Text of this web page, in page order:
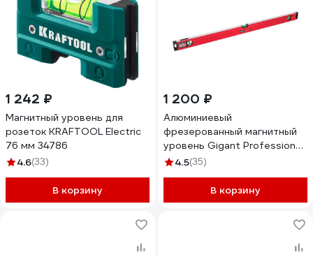
1 242 ₽
Магнитный уровень для
розеток KRAFTOOL Electric
76 мм 34786
4.6(33)
В корзину
1 200 ₽
Алюминиевый
фрезерованный магнитный
уровень Gigant Professional
1000 мм 3 глазка GPGW-
4.5(35)
В корзину